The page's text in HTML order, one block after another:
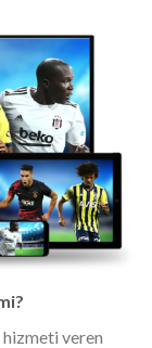
hizmeti veren